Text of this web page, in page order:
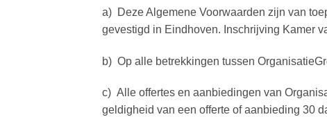
a) Deze Algemene Voorwaarden zijn van
gevestigd in Eindhoven. Inschrijving Kamer
b) Op alle betrekkingen tussen
c) Alle offertes en aanbiedingen van
geldigheid van een offerte of aanbieding 30